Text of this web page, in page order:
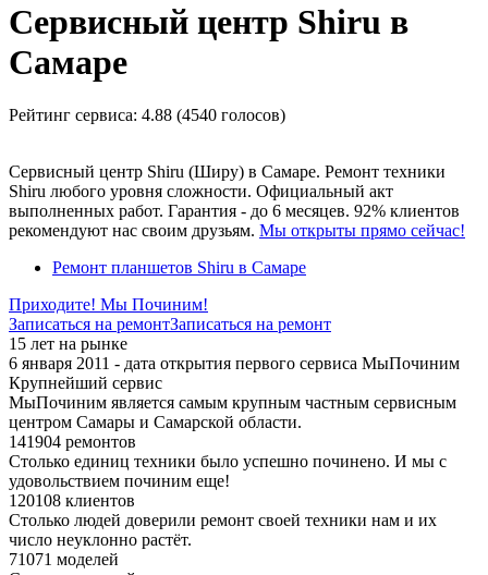
Сервисный центр Shiru в
Самаре
Рейтинг сервиса: 4.88 (4540 голосов)
Сервисный центр Shiru (Ширу) в Самаре. Ремонт техники
Shiru любого уровня сложности. Официальный акт
выполненных работ. Гарантия - до 6 месяцев. 92% клиентов
рекомендуют нас своим друзьям. Мы открыты прямо сейчас!
Ремонт планшетов Shiru в Самаре
Приходите! Мы Починим!
Записаться на ремонтЗаписаться на ремонт
15 лет на рынке
6 января 2011 - дата открытия первого сервиса МыПочиним
Крупнейший сервис
МыПочиним является самым крупным частным сервисным
центром Самары и Самарской области.
141904 ремонтов
Столько единиц техники было успешно починено. И мы с
удовольствием починим еще!
120108 клиентов
Столько людей доверили ремонт своей техники нам и их
число неуклонно растёт.
71071 моделей